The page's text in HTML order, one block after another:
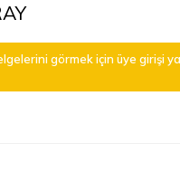
görmek için üye girişi